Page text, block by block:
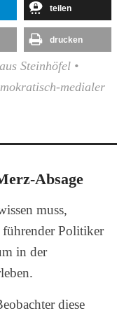
teilen
drucken
Steinhöfel •
medialer
Absage
muss,
führender Politiker
in der
diese